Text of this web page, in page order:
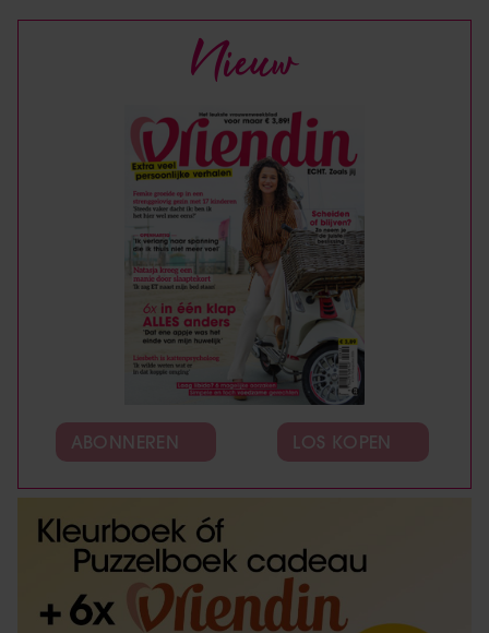
Nieuw
ABONNEREN LOS KOPEN